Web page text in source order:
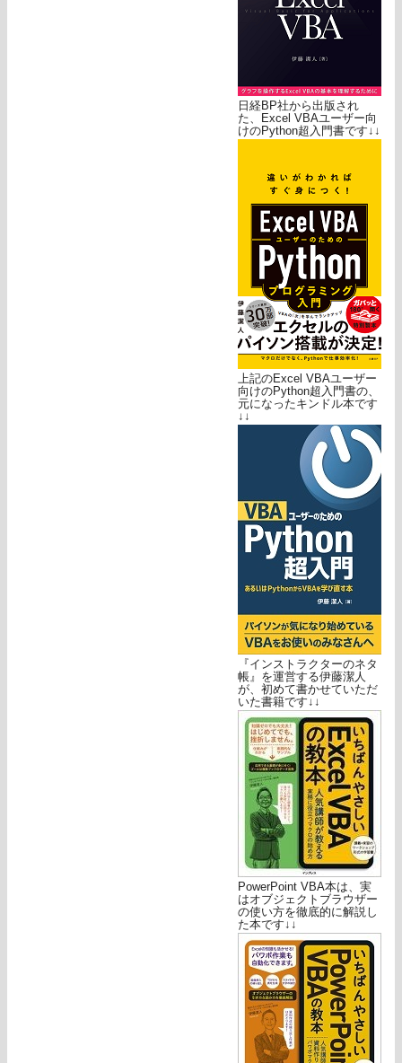
日経BP社から出版され
た、Excel VBAユーザー向
けのPython超入門書です↓↓
上記のExcel VBAユーザー
向けのPython超入門書の、
元になったキンドル本です
↓↓
『インストラクターのネタ
帳』を運営する伊藤潔人
が、初めて書かせていただ
いた書籍です↓↓
PowerPoint VBA本は、実
はオブジェクトブラウザー
の使い方を徹底的に解説し
た本です↓↓